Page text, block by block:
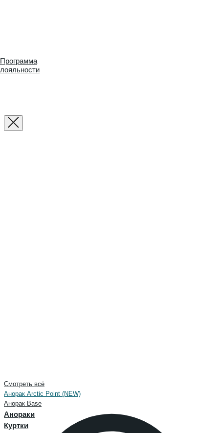
Программа
лояльности
Смотреть всё
Анорак Arctic Point (NEW)
Анорак Base
Анораки
Куртки